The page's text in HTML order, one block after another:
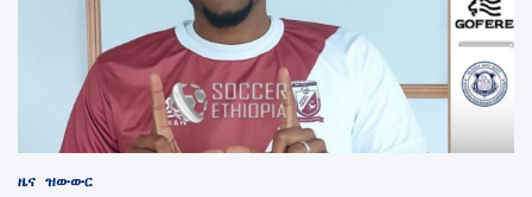
ዜና ዝውውር